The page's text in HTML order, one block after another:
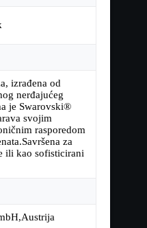
izrađena od
nerđajućeg
je Swarovski®
svojim
rasporedom
za
ili kao sofisticirani